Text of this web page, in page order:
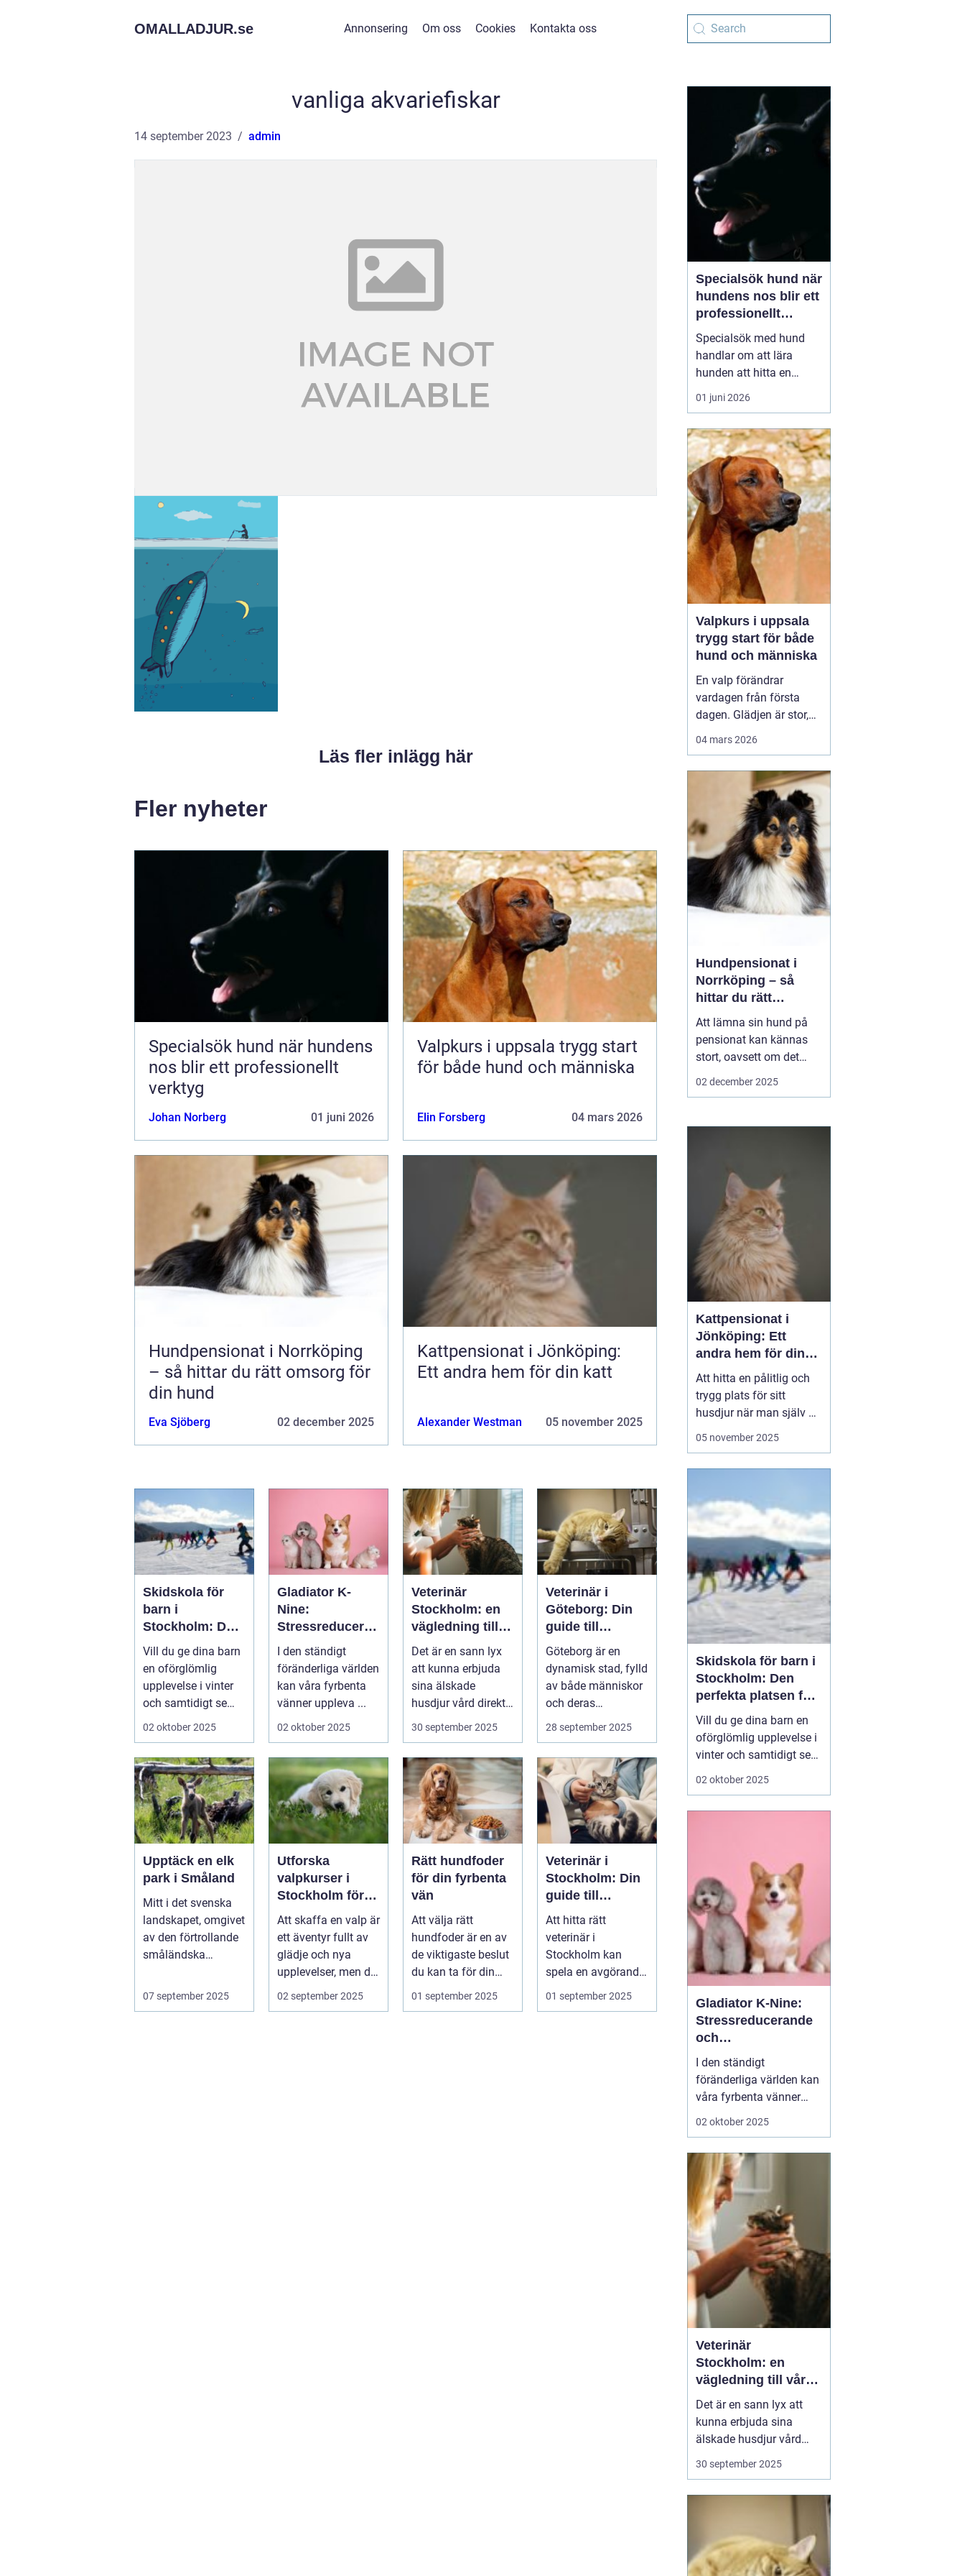
OMALLADJUR.se Annonsering Om oss Cookies Kontakta oss
vanliga akvariefiskar
14 september 2023 admin
Läs fler inlägg här
Fler nyheter
Specialsök hund när hundens
nos blir ett professionellt
verktyg
Johan Norberg 01 juni 2026
Valpkurs i uppsala trygg start
för både hund och människa
Elin Forsberg 04 mars 2026
Hundpensionat i Norrköping
– så hittar du rätt omsorg för
din hund
Eva Sjöberg 02 december 2025
Kattpensionat i Jönköping:
Ett andra hem för din katt
Alexander Westman 05 november 2025
Skidskola för
barn i
Stockholm: Den
perfekta platsen
för små blivande
skidåkare
Vill du ge dina barn
en oförglömlig
upplevelse i vinter
och samtidigt se
dem utvecklas
02 oktober 2025
Gladiator K-
Nine:
Stressreduceran
de och
ångestdämpand
e hundhalsband
I den ständigt
föränderliga världen
kan våra fyrbenta
vänner uppleva ...
02 oktober 2025
Veterinär
Stockholm: en
vägledning till
vård i hemmiljö
Det är en sann lyx
att kunna erbjuda
sina älskade
husdjur vård direkt i
hemmet. I st...
30 september 2025
Veterinär i
Göteborg: Din
guide till
djursjukvård
Göteborg är en
dynamisk stad, fylld
av både människor
och deras
djurvänner...
28 september 2025
Upptäck en elk
park i Småland
Mitt i det svenska
landskapet, omgivet
av den förtrollande
småländska
07 september 2025
Utforska
valpkurser i
Stockholm för
en lycklig och
välanpassad
valp
Att skaffa en valp är
ett äventyr fullt av
glädje och nya
upplevelser, men det
st&aum...
02 september 2025
Rätt hundfoder
för din fyrbenta
vän
Att välja rätt
hundfoder är en av
de viktigaste beslut
du kan ta för din
hunds h...
01 september 2025
Veterinär i
Stockholm: Din
guide till
djursjukvård i
huvudstaden
Att hitta rätt
veterinär i
Stockholm kan
spela en avgörande
roll för ditt husdju...
01 september 2025
Specialsök hund när
hundens nos blir ett
professionellt
verktyg
Specialsök med hund
handlar om att lära
hunden att hitta en
specifik doft, till exempel
narkotika, vägglöss,
ämnen som människor
har svårt att upptäcka
själva. Genom
strukturerad träning kan
både arbets- och
sällskapshundar ut...
01 juni 2026
Valpkurs i uppsala
trygg start för både
hund och människa
En valp förändrar
vardagen från första
dagen. Glädjen är stor,
följsam och social hund.
En genomtänktvalpkurs
upsala
ger både valp
och äga...
04 mars 2026
Hundpensionat i
Norrköping – så
hittar du rätt
omsorg för din hund
Att lämna sin hund på
pensionat kan kännas
stort, oavsett om det
gäller en hel semester
runt Norrköping letar
hunden blir...
02 december 2025
Kattpensionat i
Jönköping: Ett
andra hem för din
katt
Att hitta en pålitlig och
trygg plats för sitt
husdjur när man själv är
på resande fot kan
lösningen vara att lämna
katten...
05 november 2025
Skidskola för barn i
Stockholm: Den
perfekta platsen för
små blivande
skidåkare
Vill du ge dina barn en
oförglömlig upplevelse i
vinter och samtidigt se
dem utvecklas på
erbjuder många
möjligheter f&o...
02 oktober 2025
Gladiator K-Nine:
Stressreducerande
och
ångestdämpande
hundhalsband
I den ständigt
föränderliga världen kan
våra fyrbenta vänner
uppleva att livet blir
mänskliga problem;
många hundägare kan
intyga att d...
02 oktober 2025
Veterinär
Stockholm: en
vägledning till vård i
hemmiljö
Det är en sann lyx att
kunna erbjuda sina
älskade husdjur vård
direkt i hemmet. I
storstaden, där tiden
professionell veterinär
en högst v&aum...
30 september 2025